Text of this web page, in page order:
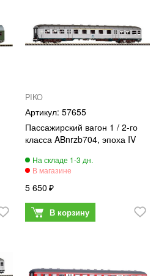
PIKO
57655
Пассажирский вагон 1 / 2-го
класса ABnrzb704, эпоха IV
5 650